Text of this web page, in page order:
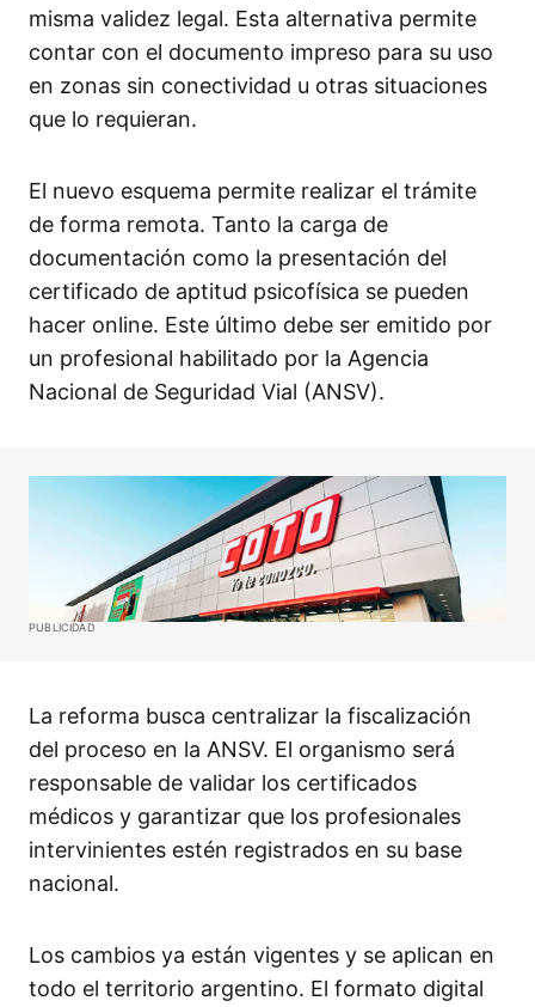
misma validez legal. Esta alternativa permite
contar con el documento impreso para su uso
en zonas sin conectividad u otras situaciones
que lo requieran.
El nuevo esquema permite realizar el trámite
de forma remota. Tanto la carga de
documentación como la presentación del
certificado de aptitud psicofísica se pueden
hacer online. Este último debe ser emitido por
un profesional habilitado por la Agencia
Nacional de Seguridad Vial (ANSV).
PUBLICIDAD
La reforma busca centralizar la fiscalización
del proceso en la ANSV. El organismo será
responsable de validar los certificados
médicos y garantizar que los profesionales
intervinientes estén registrados en su base
nacional.
Los cambios ya están vigentes y se aplican en
todo el territorio argentino. El formato digital